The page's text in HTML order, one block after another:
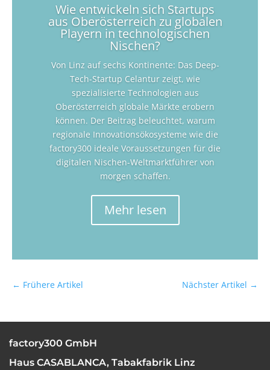
Wie entwickeln sich Startups
aus Oberösterreich zu globalen
Playern in technologischen
Nischen?
Von Linz auf sechs Kontinente: Das Deep-
Tech-Startup Celantur zeigt, wie
spezialisierte Technologien aus
Oberösterreich globale Märkte erobern
können. Der Beitrag beleuchtet, warum
regionale Innovationsökosysteme wie die
factory300 ideale Voraussetzungen für die
digitalen Nischen-Weltmarktführer von
morgen schaffen.
Mehr lesen
← Frühere Artikel Nächster Artikel →
factory300 GmbH
Haus CASABLANCA, Tabakfabrik Linz